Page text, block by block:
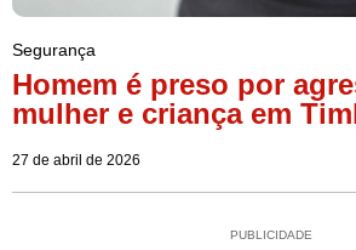
Segurança
Homem é preso por
mulher e criança em
27 de abril de 2026
PUBLICIDADE